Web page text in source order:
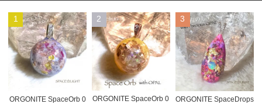
1
ORGONITE SpaceOrb 0
2
ORGONITE SpaceOrb 0
3
ORGONITE SpaceDrops